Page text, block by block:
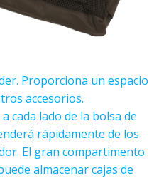
Proporciona un espacio
accesorios.
cada lado de la bolsa de
rápidamente de los
El gran compartimento
almacenar cajas de